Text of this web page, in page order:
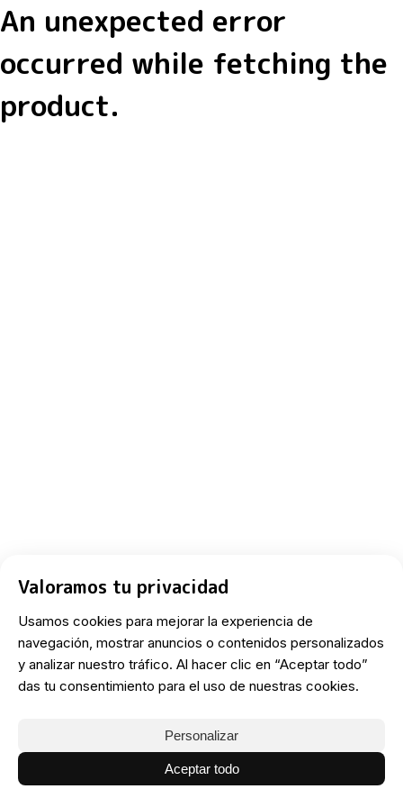
An unexpected error
occurred while fetching the
product.
Valoramos tu privacidad
Usamos cookies para mejorar la experiencia de
navegación, mostrar anuncios o contenidos personalizados
y analizar nuestro tráfico. Al hacer clic en “Aceptar todo”
das tu consentimiento para el uso de nuestras cookies.
Personalizar
Aceptar todo